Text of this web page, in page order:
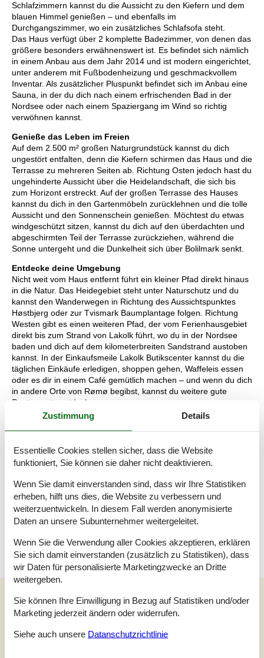
Schlafzimmern kannst du die Aussicht zu den Kiefern und dem
blauen Himmel genießen – und ebenfalls im
Durchgangszimmer, wo ein zusätzliches Schlafsofa steht.
Das Haus verfügt über 2 komplette Badezimmer, von denen das
größere besonders erwähnenswert ist. Es befindet sich nämlich
in einem Anbau aus dem Jahr 2014 und ist modern eingerichtet,
unter anderem mit Fußbodenheizung und geschmackvollem
Inventar. Als zusätzlicher Pluspunkt befindet sich im Anbau eine
Sauna, in der du dich nach einem erfrischenden Bad in der
Nordsee oder nach einem Spaziergang im Wind so richtig
verwöhnen kannst.
Genieße das Leben im Freien
Auf dem 2.500 m² großen Naturgrundstück kannst du dich
ungestört entfalten, denn die Kiefern schirmen das Haus und die
Terrasse zu mehreren Seiten ab. Richtung Osten jedoch hast du
ungehinderte Aussicht über die Heidelandschaft, die sich bis
zum Horizont erstreckt. Auf der großen Terrasse des Hauses
kannst du dich in den Gartenmöbeln zurücklehnen und die tolle
Aussicht und den Sonnenschein genießen. Möchtest du etwas
windgeschützt sitzen, kannst du dich auf den überdachten und
abgeschirmten Teil der Terrasse zurückziehen, während die
Sonne untergeht und die Dunkelheit sich über Bolilmark senkt.
Entdecke deine Umgebung
Nicht weit vom Haus entfernt führt ein kleiner Pfad direkt hinaus
in die Natur. Das Heidegebiet steht unter Naturschutz und du
kannst den Wanderwegen in Richtung des Aussichtspunktes
Høstbjerg oder zur Tvismark Baumplantage folgen. Richtung
Westen gibt es einen weiteren Pfad, der vom Ferienhausgebiet
direkt bis zum Strand von Lakolk führt, wo du in der Nordsee
baden und dich auf dem kilometerbreiten Sandstrand austoben
kannst. In der Einkaufsmeile Lakolk Butikscenter kannst du die
täglichen Einkäufe erledigen, shoppen gehen, Waffeleis essen
oder es dir in einem Café gemütlich machen – und wenn du dich
in andere Orte von Rømø begibst, kannst du weitere gute
Restaurants entdecken.
Schlafzimmer
Schlafzimmer
Doppelbett - 180 x 200
Schlafzimmer
Doppelbett - 140 x 200
Unsere Gästebewertungen
Unsere Gästebewertungen
Zustimmung Details
Essentielle Cookies stellen sicher, dass die Website
funktioniert, Sie können sie daher nicht deaktivieren.
Wenn Sie damit einverstanden sind, dass wir Ihre Statistiken
erheben, hilft uns dies, die Website zu verbessern und
weiterzuentwickeln. In diesem Fall werden anonymisierte
Daten an unsere Subunternehmer weitergeleitet.
Wenn Sie die Verwendung aller Cookies akzeptieren, erklären
Sie sich damit einverstanden (zusätzlich zu Statistiken), dass
wir Daten für personalisierte Marketingzwecke an Dritte
weitergeben.
Sie können Ihre Einwilligung in Bezug auf Statistiken und/oder
Marketing jederzeit ändern oder widerrufen.
Siehe auch unsere Datanschutzrichtlinie